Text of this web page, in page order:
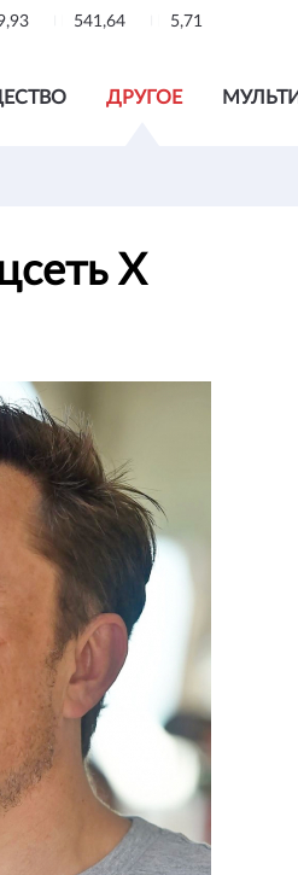
541,64 5,71
ДРУГОЕ
Х